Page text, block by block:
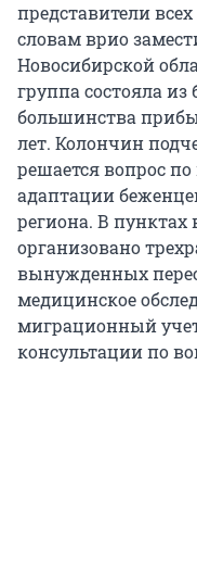
представители
словам врио
Новосибирской
группа состояла из
большинства
лет. Колончин
решается вопрос
адаптации
региона. В
организовано
вынужденных
медицинское
миграционный
консультации по